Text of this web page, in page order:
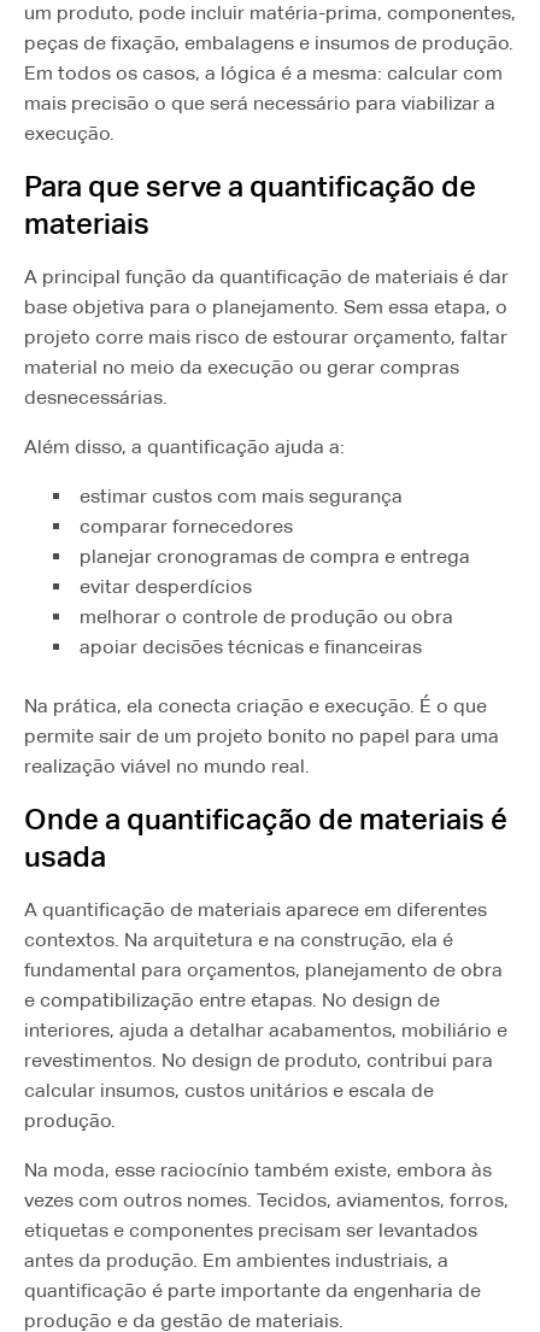
um produto, pode incluir matéria-prima, componentes,
peças de fixação, embalagens e insumos de produção.
Em todos os casos, a lógica é a mesma: calcular com
mais precisão o que será necessário para viabilizar a
execução.
Para que serve a quantificação de
materiais
A principal função da quantificação de materiais é dar
base objetiva para o planejamento. Sem essa etapa, o
projeto corre mais risco de estourar orçamento, faltar
material no meio da execução ou gerar compras
desnecessárias.
Além disso, a quantificação ajuda a:
estimar custos com mais segurança
comparar fornecedores
planejar cronogramas de compra e entrega
evitar desperdícios
melhorar o controle de produção ou obra
apoiar decisões técnicas e financeiras
Na prática, ela conecta criação e execução. É o que
permite sair de um projeto bonito no papel para uma
realização viável no mundo real.
Onde a quantificação de materiais é
usada
A quantificação de materiais aparece em diferentes
contextos. Na arquitetura e na construção, ela é
fundamental para orçamentos, planejamento de obra
e compatibilização entre etapas. No design de
interiores, ajuda a detalhar acabamentos, mobiliário e
revestimentos. No design de produto, contribui para
calcular insumos, custos unitários e escala de
produção.
Na moda, esse raciocínio também existe, embora às
vezes com outros nomes. Tecidos, aviamentos, forros,
etiquetas e componentes precisam ser levantados
antes da produção. Em ambientes industriais, a
quantificação é parte importante da engenharia de
produção e da gestão de materiais.